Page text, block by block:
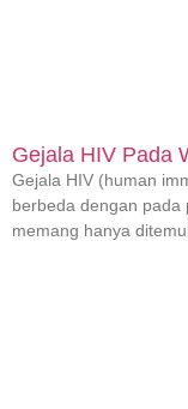
Gejala HIV Pada
Gejala HIV (human
berbeda dengan pada
memang hanya